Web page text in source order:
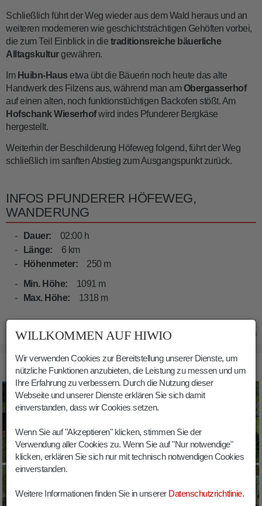
Schließlich führt der Weg wieder aus dem Wald heraus und an
weiteren moderneren wie geschichtsträchtigen Gehöften vorbei,
die zum Teil Einblick in die traditionsreiche bäuerliche
Alltagskulturgewähren.
Im Huibn-Haus etwa übt die Bäuerin noch heute das alte
Handwerk des Filzens aus, während man amObergasserhof
auf einen alten, noch funktionstüchtigen Backofen stößt. Am
Hofschank Wieserhofwird indes Pfunderer Bergkäse
hergestellt.
Weiterhin der Beschilderung Höfeweg folgend, führt der Weg
schließlich im sanften Abstieg zum Ausgangspunkt zurück.
INFOS PFUNDERER HÖFEWEG,
WANDERUNG
Dauer:
02:00 h
Länge:
6 km
Höhenmeter:
250 m
Min. Höhe:
1091 m
Max. Höhe:
1318 m
BILDER PFUNDERER HÖFEWEG, WANDERUNG
WILLKOMMEN AUF HIWIO
Wir verwenden Cookies zur Bereitstellung unserer Dienste, um
nützliche Funktionen anzubieten, die Leistung zu messen und um
Ihre Erfahrung zu verbessern. Durch die Nutzung dieser
Webseite und unserer Dienste erklären Sie sich damit
einverstanden, dass wir Cookies setzen.
Wenn Sie auf "Akzeptieren" klicken, stimmen Sie der
Verwendung aller Cookies zu. Wenn Sie auf "Nur notwendige"
klicken, erklären Sie sich nur mit technisch notwendigen Cookies
einverstanden.
Weitere Informationen finden Sie in unserer Datenschutzrichtlinie.